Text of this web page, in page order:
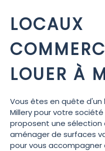
LOCAUX
LOUER À
Vous êtes en quête d'un
Millery pour votre
proposent une sélection
aménager de surfaces
pour vous accompagner